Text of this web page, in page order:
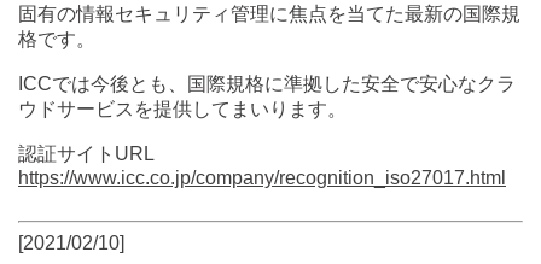
固有の情報セキュリティ管理に焦点を当てた最新の国際規
格です。
ICCでは今後とも、国際規格に準拠した安全で安心なクラ
ウドサービスを提供してまいります。
認証サイトURL
https://www.icc.co.jp/company/recognition_iso27017.html
[2021/02/10]